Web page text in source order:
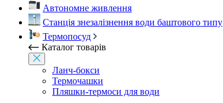
Автономне живлення
Станція знезалізнення води баштового типу
Термопосуд
Каталог товарів
Ланч-бокси
Термочашки
Пляшки-термоси для води